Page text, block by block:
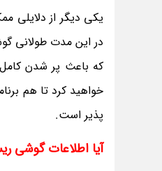
یکی دیگر از دلایلی
در این مدت طولانی
که باعث پر شدن
خواهید کرد تا هم
پذیر است.
آیا اطلاعات گوشی